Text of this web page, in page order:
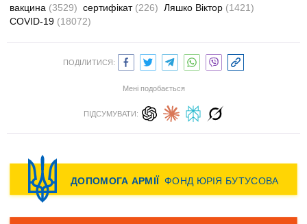
вакцина (3529) сертифікат (226) Ляшко Віктор (1421)
COVID-19 (18072)
ПОДІЛИТИСЯ:
Мені подобається
ПІДСУМУВАТИ: